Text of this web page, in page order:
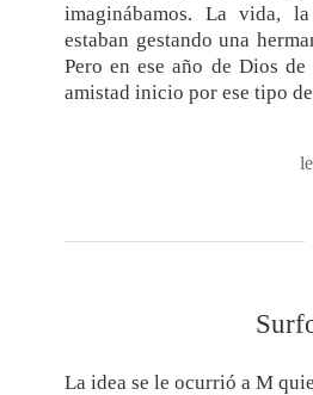
imaginábamos. La vida,
estaban gestando una
Pero en ese año de Dios
amistad inicio por ese tipo
La idea se le ocurrió a M